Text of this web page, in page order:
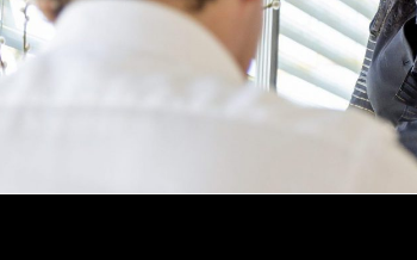
- Moderne open keuken in hoekopstelling met
- Volledig instapklaar, modern gemeubileerd en